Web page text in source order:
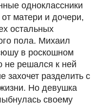
одноклассники
матери и дочери,
остальных
пола. Михаил
в роскошном
не решался к ней
захочет разделить с
Но девушка
своему